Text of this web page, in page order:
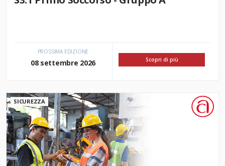
PROSSIMA EDIZIONE
08 settembre 2026 Scopri di più
SICUREZZA